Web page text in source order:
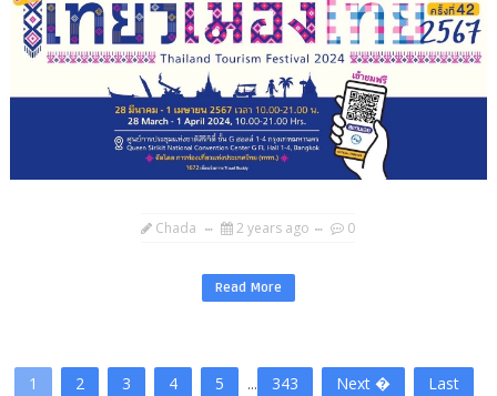
Chada 2 years ago 0
Read More
1 2 3 4 5 ... 343 Next � Last